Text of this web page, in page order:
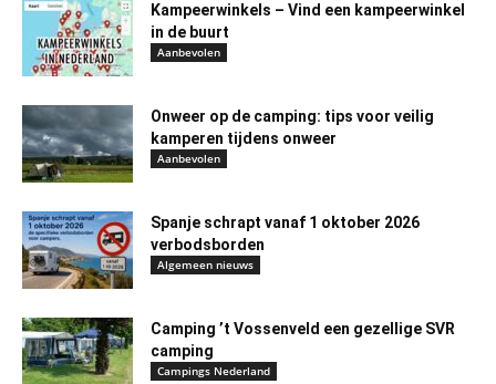
Kampeerwinkels – Vind een kampeerwinkel
in de buurt
Aanbevolen
Onweer op de camping: tips voor veilig
kamperen tijdens onweer
Aanbevolen
Spanje schrapt vanaf 1 oktober 2026
verbodsborden
Algemeen nieuws
Camping ’t Vossenveld een gezellige SVR
camping
Campings Nederland